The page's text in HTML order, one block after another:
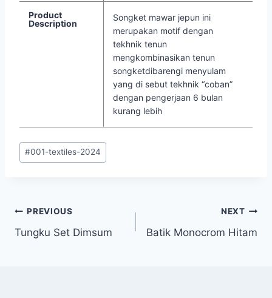
Product
Description
Songket mawar jepun ini
merupakan motif dengan
tekhnik tenun
mengkombinasikan tenun
songketdibarengi menyulam
yang di sebut tekhnik “coban”
dengan pengerjaan 6 bulan
kurang lebih
#001-textiles-2024
PREVIOUS
Tungku Set Dimsum
NEXT
Batik Monocrom Hitam